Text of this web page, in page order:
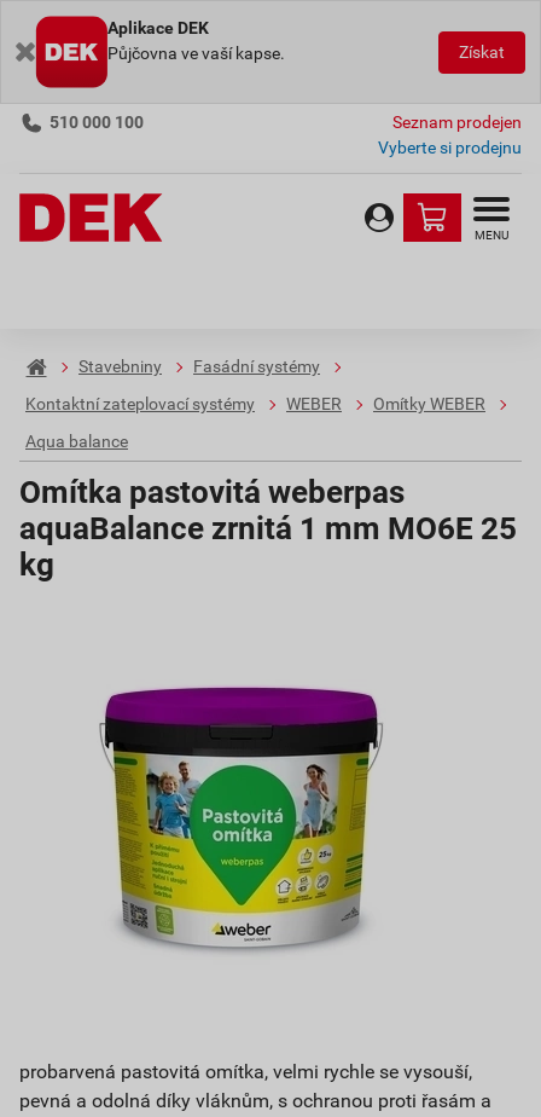
Aplikace DEK
Půjčovna ve vaší kapse.
Získat
510 000 100
Seznam prodejen
Vyberte si prodejnu
MENU
Stavebniny
Fasádní systémy
Kontaktní zateplovací systémy
WEBER
Omítky WEBER
Aqua balance
Omítka pastovitá weberpas
aquaBalance zrnitá 1 mm MO6E 25
kg
probarvená pastovitá omítka, velmi rychle se vysouší,
pevná a odolná díky vláknům, s ochranou proti řasám a